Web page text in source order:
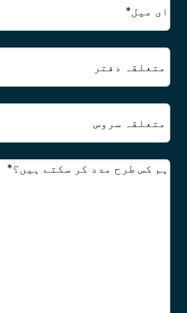
میل (ضروری)
دفتر
سروس
تبصرے (ضروری)